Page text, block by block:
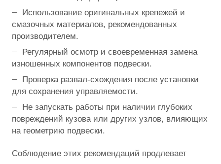
Использование оригинальных крепежей и
смазочных материалов, рекомендованных
производителем.
Регулярный осмотр и своевременная замена
изношенных компонентов подвески.
Проверка развал-схождения после установки
для сохранения управляемости.
Не запускать работы при наличии глубоких
повреждений кузова или других узлов, влияющих
на геометрию подвески.
Соблюдение этих рекомендаций продлевает